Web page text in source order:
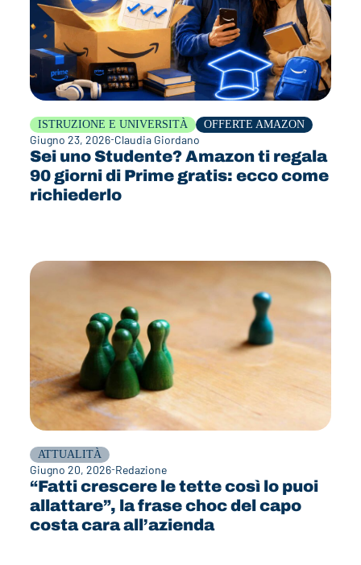
ISTRUZIONE E UNIVERSITÀ OFFERTE AMAZON
Giugno 23, 2026 Claudia Giordano
Sei uno Studente? Amazon ti regala
90 giorni di Prime gratis: ecco come
richiederlo
ATTUALITÀ
Giugno 20, 2026 Redazione
“Fatti crescere le tette così lo puoi
allattare”, la frase choc del capo
costa cara all’azienda